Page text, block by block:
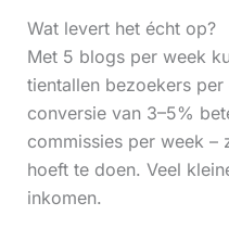
Wat levert het écht op?
Met 5 blogs per week
tientallen bezoekers
conversie van 3–5%
commissies per week –
hoeft te doen. Veel
inkomen.